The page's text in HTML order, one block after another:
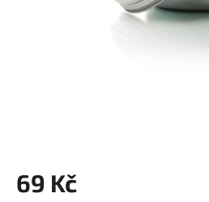
69 Kč